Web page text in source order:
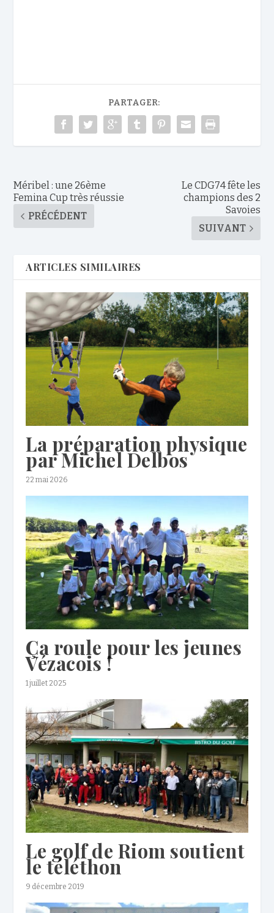
PARTAGER:
Méribel : une 26ème
Femina Cup très réussie
PRÉCÉDENT
Le CDG74 fête les
champions des 2
Savoies
SUIVANT
ARTICLES SIMILAIRES
La préparation physique
par Michel Delbos
22 mai 2026
Ça roule pour les jeunes
Vézacois !
1 juillet 2025
Le golf de Riom soutient
le téléthon
9 décembre 2019